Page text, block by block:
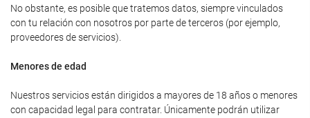
No obstante, es posible que tratemos datos, siempre vinculados
con tu relación con nosotros por parte de terceros (por ejemplo,
proveedores de servicios).
Menores de edad
Nuestros servicios están dirigidos a mayores de 18 años o menores
con capacidad legal para contratar. Únicamente podrán utilizar